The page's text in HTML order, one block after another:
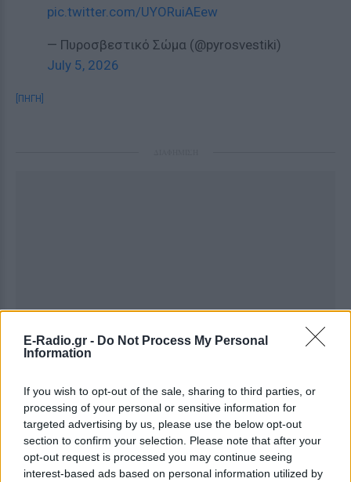
E-Radio.gr - Do Not Process My Personal
Information
If you wish to opt-out of the sale, sharing to third parties, or
processing of your personal or sensitive information for
targeted advertising by us, please use the below opt-out
section to confirm your selection. Please note that after your
opt-out request is processed you may continue seeing
interest-based ads based on personal information utilized by
pic.twitter.com/UYORuiAEew
— Πυροσβεστικό Σώμα (@pyrosvestiki)
July 5, 2026
[ΠΗΓΗ]